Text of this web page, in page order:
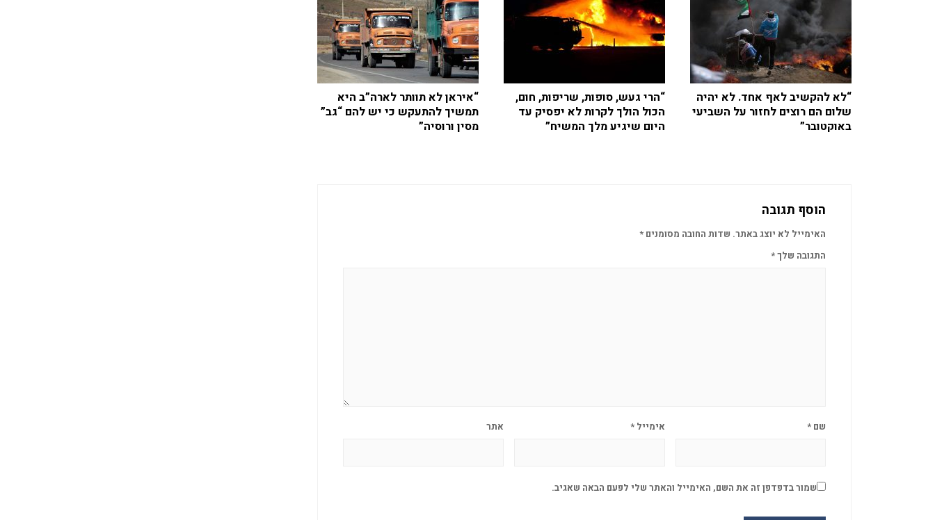
“לא להקשיב לאף אחד. לא יהיה
שלום הם רוצים לחזור על השביעי
באוקטובר”
“הרי געש, סופות, שריפות, חום,
הכול הולך לקרות לא יפסיק עד
היום שיגיע מלך המשיח”
“איראן לא תוותר לארה”ב היא
תמשיך להתעקש כי יש להם “גב”
מסין ורוסיה”
הוסף תגובה
האימייל לא יוצג באתר. שדות החובה מסומנים *
התגובה שלך*
שם * אימייל* אתר
שמור בדפדפן זה את השם, האימייל והאתר שלי לפעם הבאה שאגיב.